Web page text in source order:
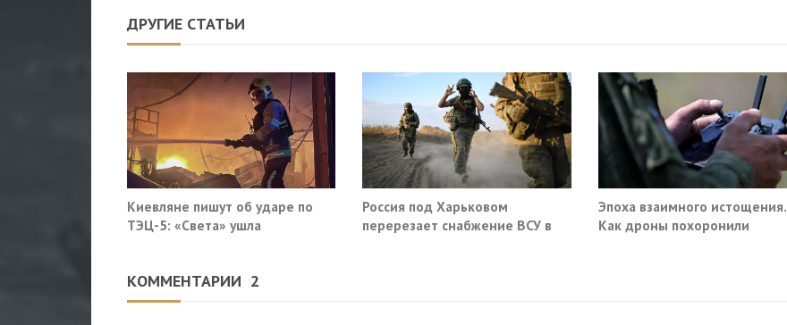
ДРУГИЕ СТАТЬИ
Киевляне пишут об ударе по
ТЭЦ-5: «Света» ушла
Россия под Харьковом
перерезает снабжение ВСУ в
Эпоха взаимного истощения.
Как дроны похоронили
КОММЕНТАРИИ 2